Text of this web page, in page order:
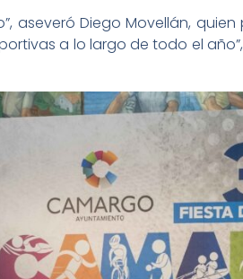
aseveró Diego Movellán,
a lo largo de todo el